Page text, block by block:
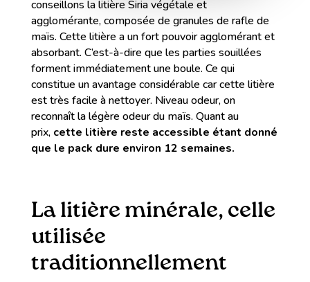
conseillons la litière Siria végétale et
agglomérante, composée de granules de rafle de
maïs. Cette litière a un fort pouvoir agglomérant et
absorbant. C’est-à-dire que les parties souillées
forment immédiatement une boule. Ce qui
constitue un avantage considérable car cette litière
est très facile à nettoyer. Niveau odeur, on
reconnaît la légère odeur du maïs. Quant au
prix, cette litière reste accessible étant donné
que le pack dure environ 12 semaines.
La litière minérale, celle
utilisée
traditionnellement